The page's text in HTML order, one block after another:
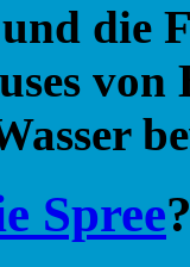
die
Spree